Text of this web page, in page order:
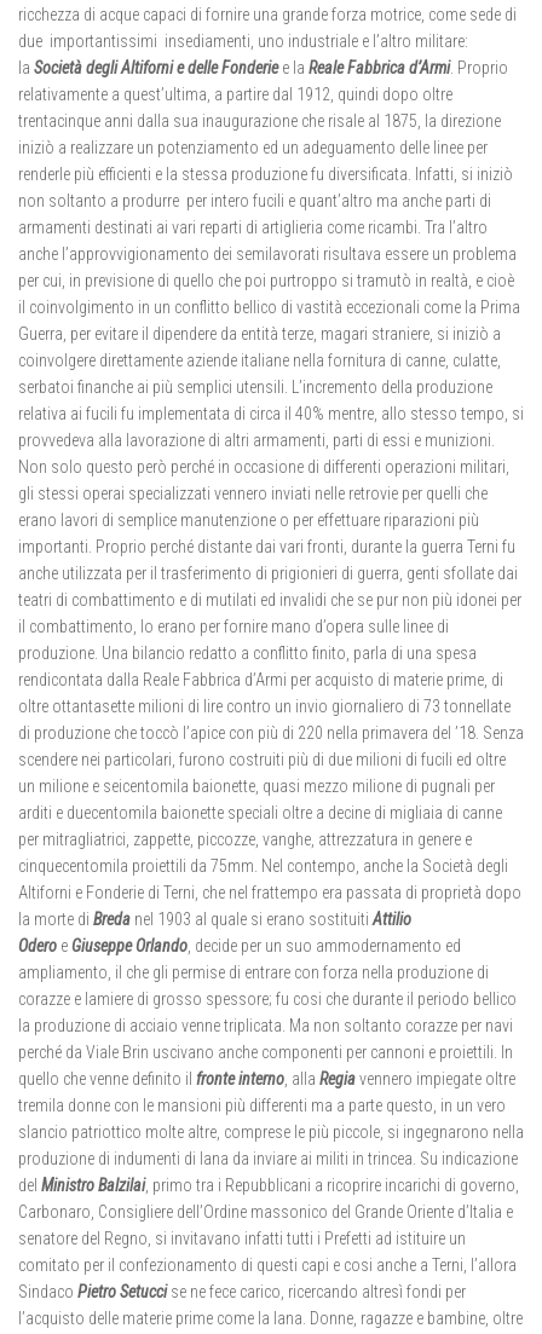
ricchezza di acque capaci di fornire una grande forza motrice, come sede di
due importantissimi insediamenti, uno industriale e l’altro militare:
la Società degli Altiforni e delle Fonderiee la Reale Fabbrica d’Armi. Proprio
relativamente a quest’ultima, a partire dal 1912, quindi dopo oltre
trentacinque anni dalla sua inaugurazione che risale al 1875, la direzione
iniziò a realizzare un potenziamento ed un adeguamento delle linee per
renderle più efficienti e la stessa produzione fu diversificata. Infatti, si iniziò
non soltanto a produrre per intero fucili e quant’altro ma anche parti di
armamenti destinati ai vari reparti di artiglieria come ricambi. Tra l’altro
anche l’approvvigionamento dei semilavorati risultava essere un problema
per cui, in previsione di quello che poi purtroppo si tramutò in realtà, e cioè
il coinvolgimento in un conflitto bellico di vastità eccezionali come la Prima
Guerra, per evitare il dipendere da entità terze, magari straniere, si iniziò a
coinvolgere direttamente aziende italiane nella fornitura di canne, culatte,
serbatoi finanche ai più semplici utensili. L’incremento della produzione
relativa ai fucili fu implementata di circa il 40% mentre, allo stesso tempo, si
provvedeva alla lavorazione di altri armamenti, parti di essi e munizioni.
Non solo questo però perché in occasione di differenti operazioni militari,
gli stessi operai specializzati vennero inviati nelle retrovie per quelli che
erano lavori di semplice manutenzione o per effettuare riparazioni più
importanti. Proprio perché distante dai vari fronti, durante la guerra Terni fu
anche utilizzata per il trasferimento di prigionieri di guerra, genti sfollate dai
teatri di combattimento e di mutilati ed invalidi che se pur non più idonei per
il combattimento, lo erano per fornire mano d’opera sulle linee di
produzione. Una bilancio redatto a conflitto finito, parla di una spesa
rendicontata dalla Reale Fabbrica d’Armi per acquisto di materie prime, di
oltre ottantasette milioni di lire contro un invio giornaliero di 73 tonnellate
di produzione che toccò l’apice con più di 220 nella primavera del ’18. Senza
scendere nei particolari, furono costruiti più di due milioni di fucili ed oltre
un milione e seicentomila baionette, quasi mezzo milione di pugnali per
arditi e duecentomila baionette speciali oltre a decine di migliaia di canne
per mitragliatrici, zappette, piccozze, vanghe, attrezzatura in genere e
cinquecentomila proiettili da 75mm. Nel contempo, anche la Società degli
Altiforni e Fonderie di Terni, che nel frattempo era passata di proprietà dopo
la morte di Breda nel 1903 al quale si erano sostituiti Attilio
Odero eGiuseppe Orlando , decide per un suo ammodernamento ed
ampliamento, il che gli permise di entrare con forza nella produzione di
corazze e lamiere di grosso spessore; fu cosi che durante il periodo bellico
la produzione di acciaio venne triplicata. Ma non soltanto corazze per navi
perché da Viale Brin uscivano anche componenti per cannoni e proiettili. In
quello che venne definito il fronte interno , alla Regiavennero impiegate oltre
tremila donne con le mansioni più differenti ma a parte questo, in un vero
slancio patriottico molte altre, comprese le più piccole, si ingegnarono nella
produzione di indumenti di lana da inviare ai militi in trincea. Su indicazione
del Ministro Balzilai, primo tra i Repubblicani a ricoprire incarichi di governo,
Carbonaro, Consigliere dell’Ordine massonico del Grande Oriente d’Italia e
senatore del Regno, si invitavano infatti tutti i Prefetti ad istituire un
comitato per il confezionamento di questi capi e cosi anche a Terni, l’allora
Sindaco Pietro Setuccise ne fece carico, ricercando altresì fondi per
l’acquisto delle materie prime come la lana. Donne, ragazze e bambine, oltre